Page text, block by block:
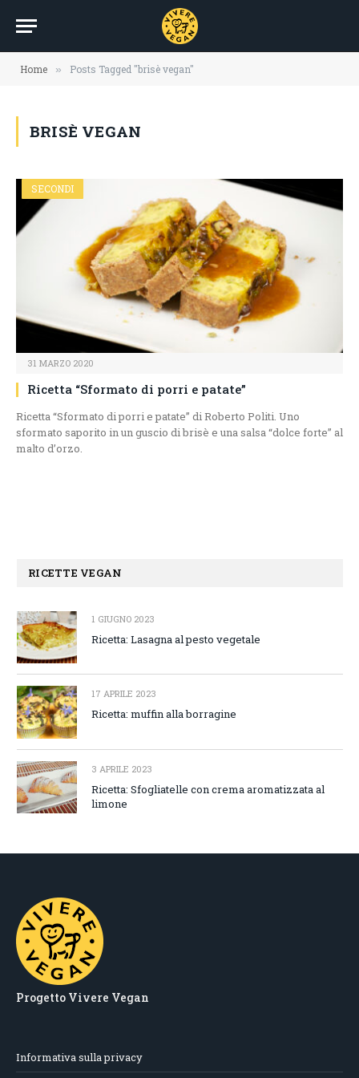
Home » Posts Tagged "brisè vegan"
BRISÈ VEGAN
SECONDI
31 MARZO 2020
Ricetta “Sformato di porri e patate”
Ricetta “Sformato di porri e patate” di Roberto Politi. Uno
sformato saporito in un guscio di brisè e una salsa “dolce forte” al
malto d’orzo.
RICETTE VEGAN
1 GIUGNO 2023
Ricetta: Lasagna al pesto vegetale
17 APRILE 2023
Ricetta: muffin alla borragine
3 APRILE 2023
Ricetta: Sfogliatelle con crema aromatizzata al
limone
Progetto Vivere Vegan
Informativa sulla privacy